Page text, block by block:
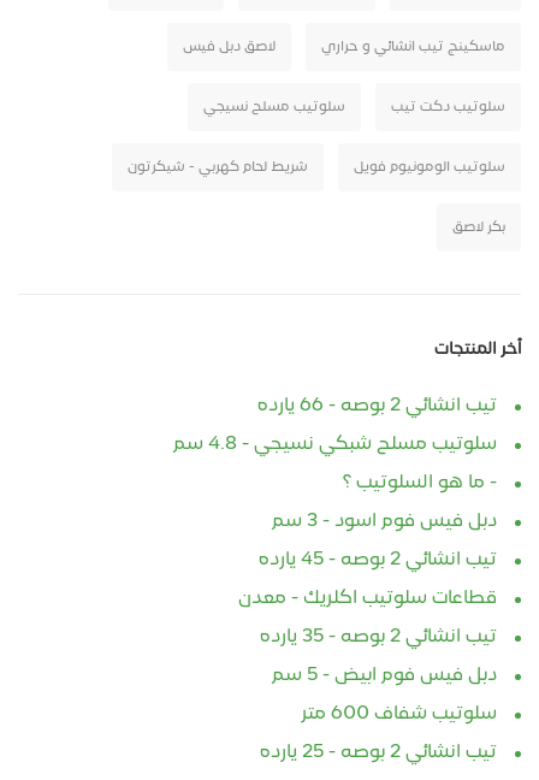
ماسكينج تيب انشائي و حراري لاصق دبل فيس
سلوتيب دكت تيب سلوتيب مسلح نسيجي
سلوتيب الومونيوم فويل شريط لحام كهربي - شيكرتون
بكر لاصق
أخر المنتجات
تيب انشائي 2 بوصه - 66 يارده
سلوتيب مسلح شبكي نسيجي - 4.8 سم
- ما هو السلوتيب ؟
دبل فيس فوم اسود - 3 سم
تيب انشائي 2 بوصه - 45 يارده
قطاعات سلوتيب اكلريك - معدن
تيب انشائي 2 بوصه - 35 يارده
دبل فيس فوم ابيض - 5 سم
سلوتيب شفاف 600 متر
تيب انشائي 2 بوصه - 25 يارده